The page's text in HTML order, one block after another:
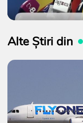
Alte Știri din